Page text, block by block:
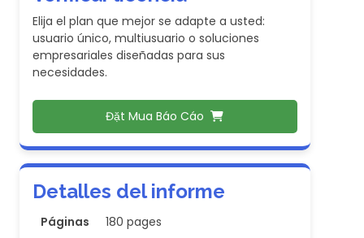
Elija el plan que mejor se adapte a usted:
usuario único, multiusuario o soluciones
empresariales diseñadas para sus
necesidades.
Đặt Mua Báo Cáo
Detalles del informe
Páginas
180 pages